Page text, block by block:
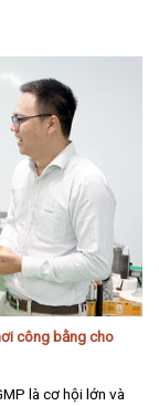
công bằng cho
là cơ hội lớn và